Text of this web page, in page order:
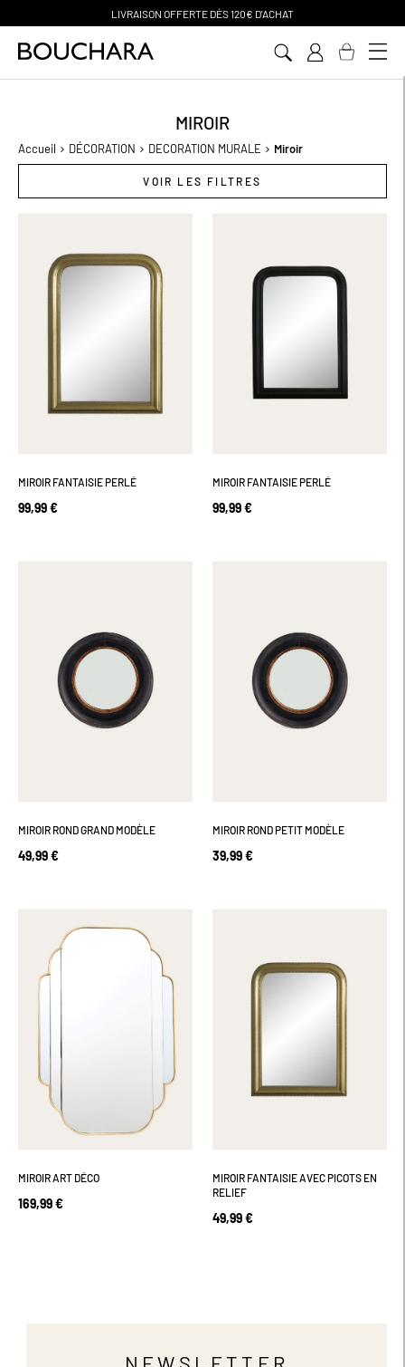
PAIEMENT EN 3 SANS FRAIS
MIROIR
Accueil DÉCORATION DECORATION MURALE Miroir
VOIR LES FILTRES
MIROIR FANTAISIE PERLÉ
99,99 €
MIROIR FANTAISIE PERLÉ
99,99 €
MIROIR ROND GRAND MODÈLE
49,99 €
MIROIR ROND PETIT MODÈLE
39,99 €
MIROIR ART DÉCO
169,99 €
MIROIR FANTAISIE AVEC PICOTS EN
RELIEF
49,99 €